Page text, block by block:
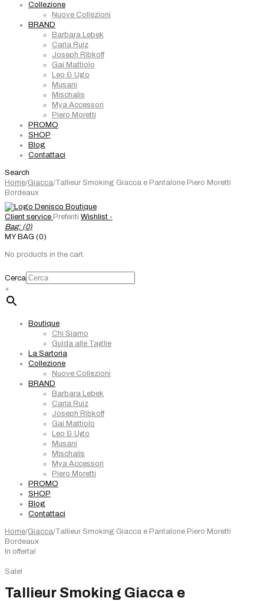
Collezione
Nuove Collezioni
BRAND
Barbara Lebek
Carla Ruiz
Joseph Ribkoff
Gai Mattiolo
Leo & Ugo
Musani
Mischalis
Mya Accessori
Piero Moretti
PROMO
SHOP
Blog
Contattaci
Search
Home/Giacca/Tallieur Smoking Giacca e Pantalone Piero Moretti
Bordeaux
Client service Preferiti Wishlist -
Bag: (0)
MY BAG (0)
No products in the cart.
Cerca
×
Boutique
Chi Siamo
Guida alle Taglie
La Sartoria
Collezione
Nuove Collezioni
BRAND
Barbara Lebek
Carla Ruiz
Joseph Ribkoff
Gai Mattiolo
Leo & Ugo
Musani
Mischalis
Mya Accessori
Piero Moretti
PROMO
SHOP
Blog
Contattaci
Home/Giacca/Tallieur Smoking Giacca e Pantalone Piero Moretti
Bordeaux
In offerta!
Sale!
Tallieur Smoking Giacca e